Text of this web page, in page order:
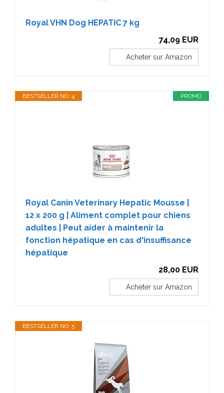
Royal VHN Dog HEPATIC 7 kg
74,09 EUR
Acheter sur Amazon
PROMO
BESTSELLER NO. 4
Royal Canin Veterinary Hepatic Mousse |
12 x 200 g | Aliment complet pour chiens
adultes | Peut aider à maintenir la
fonction hépatique en cas d'insuffisance
hépatique
28,00 EUR
Acheter sur Amazon
BESTSELLER NO. 5